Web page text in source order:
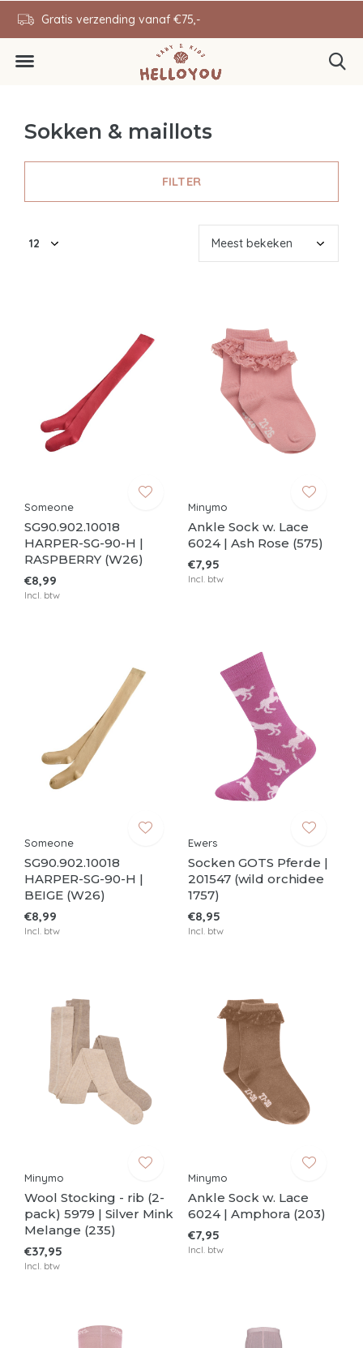
Gratis verzending vanaf €75,-
Sokken & maillots
FILTER
Someone
SG90.902.10018
HARPER-SG-90-H |
RASPBERRY (W26)
€8,99
Incl. btw
Minymo
Ankle Sock w. Lace
6024 | Ash Rose (575)
€7,95
Incl. btw
Someone
SG90.902.10018
HARPER-SG-90-H |
BEIGE (W26)
€8,99
Incl. btw
Ewers
Socken GOTS Pferde |
201547 (wild orchidee
1757)
€8,95
Incl. btw
Minymo
Wool Stocking - rib (2-
pack) 5979 | Silver Mink
Melange (235)
€37,95
Incl. btw
Minymo
Ankle Sock w. Lace
6024 | Amphora (203)
€7,95
Incl. btw